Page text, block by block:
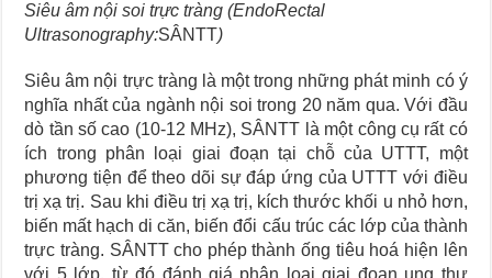
Siêu âm nội soi trực tràng (EndoRectal
Ultrasonography:SÂNTT)
Siêu âm nội trực tràng là một trong những phát minh có ý
nghĩa nhất của ngành nội soi trong 20 năm qua. Với đầu
dò tần số cao (10-12 MHz), SÂNTT là một công cụ rất có
ích trong phân loại giai đoạn tại chỗ của UTTT, một
phương tiện để theo dõi sự đáp ứng của UTTT với điều
trị xạ trị. Sau khi điều trị xạ trị, kích thước khối u nhỏ hơn,
biến mất hạch di căn, biến đổi cấu trúc các lớp của thành
trực tràng. SÂNTT cho phép thành ống tiêu hoá hiện lên
với 5 lớp, từ đó đánh giá phân loại giai đoạn ung thư